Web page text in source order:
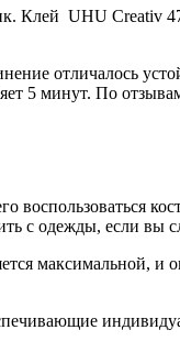
Клей UHU Creativ
отличалось
5 минут. По
воспользоваться
с одежды, если вы
максимальной,